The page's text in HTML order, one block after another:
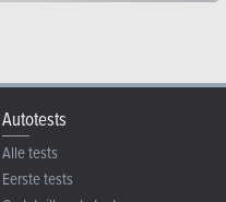
Autotests
Alle tests
Eerste tests